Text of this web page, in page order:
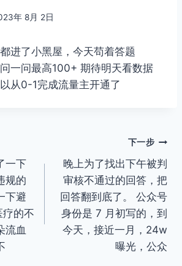
年 8月 2日
进了小黑屋，今天苟着答题
一问最高100+ 期待明天看数据
从0-1完成流量主开通了
一下
规的
下避
疗的不
流血
下一步
晚上为了找出下午被判
审核不通过的回答，把
回答翻到底了。 公众号
身份是 7 月初写的，到
今天，接近一月，24w
曝光，公众